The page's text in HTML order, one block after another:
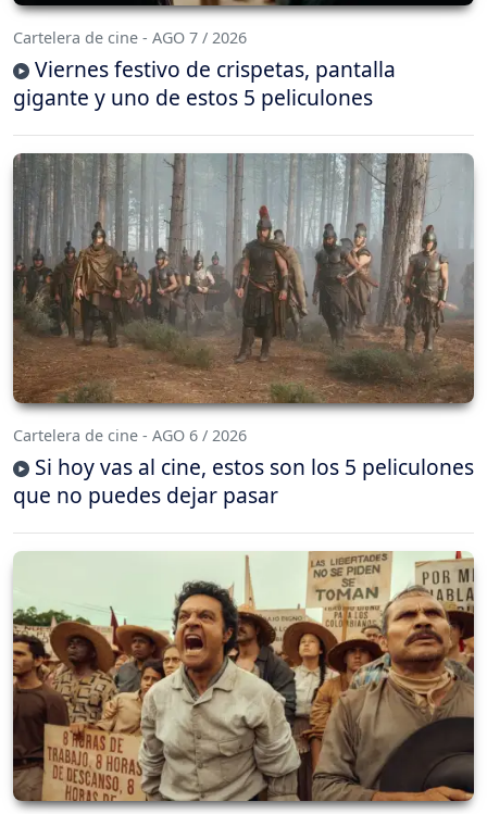
Cartelera de cine - AGO 7 / 2026
Viernes festivo de crispetas, pantalla
gigante y uno de estos 5 peliculones
Cartelera de cine - AGO 6 / 2026
Si hoy vas al cine, estos son los 5 peliculones
que no puedes dejar pasar